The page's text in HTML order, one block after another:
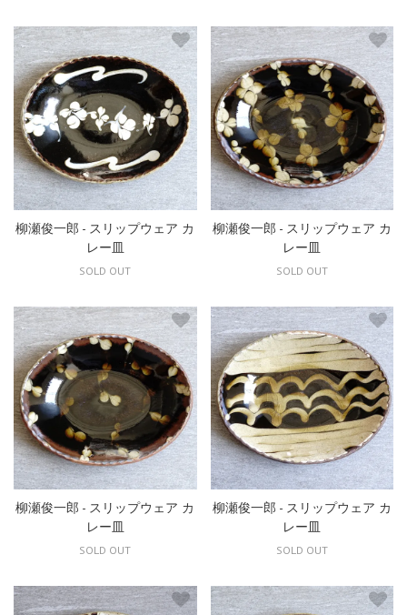
柳瀬俊一郎 - スリップウェア カ
レー皿
SOLD OUT
柳瀬俊一郎 - スリップウェア カ
レー皿
SOLD OUT
柳瀬俊一郎 - スリップウェア カ
レー皿
SOLD OUT
柳瀬俊一郎 - スリップウェア カ
レー皿
SOLD OUT